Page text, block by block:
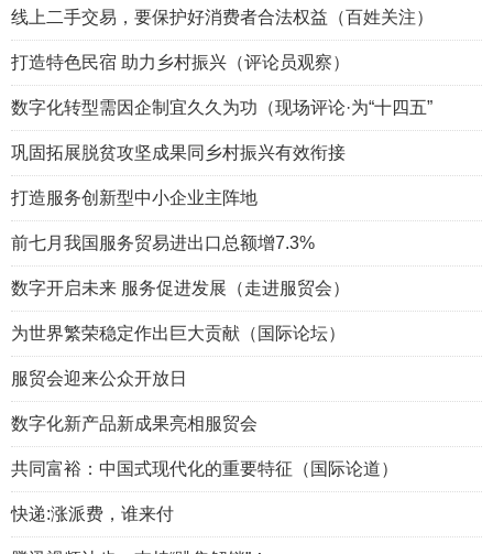
线上二手交易，要保护好消费者合法权益（百姓关注）
打造特色民宿 助力乡村振兴（评论员观察）
数字化转型需因企制宜久久为功（现场评论·为“十四五”
巩固拓展脱贫攻坚成果同乡村振兴有效衔接
打造服务创新型中小企业主阵地
前七月我国服务贸易进出口总额增7.3%
数字开启未来 服务促进发展（走进服贸会）
为世界繁荣稳定作出巨大贡献（国际论坛）
服贸会迎来公众开放日
数字化新产品新成果亮相服贸会
共同富裕：中国式现代化的重要特征（国际论道）
快递:涨派费，谁来付